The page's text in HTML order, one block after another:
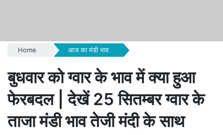
Home आज का मंडी भाव
बुधवार को ग्वार के भाव में क्या हुआ
फेरबदल | देखें 25 सितम्बर ग्वार के
ताजा मंडी भाव तेजी मंदी के साथ